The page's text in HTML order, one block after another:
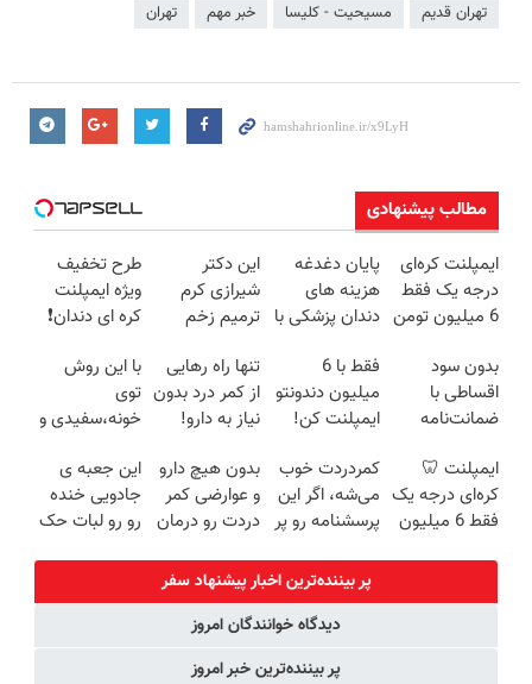
تهران قدیم مسیحیت - کلیسا خبر مهم تهران
مطالب پیشنهادی
ایمپلنت کره‌ای
درجه یک فقط
6 میلیون تومن
پایان دغدغه
هزینه های
دندان پزشکی با
کننده خانگی
این دکتر
شیرازی کرم
ترمیم زخم
ساخت!!!
طرح تخفیف
ویژه ایمپلنت
کره ای دندان❗
بدون سود
اقساطی با
ضمانت‌نامه
ایمپلنت کن✅
فقط با 6
میلیون دندونتو
ایمپلنت کن!
تنها راه رهایی
از کمر درد بدون
نیاز به دارو!
با این روش
توی
خونه،سفیدی و
برگردون
(40%off)
ایمپلنت 🦷
کره‌ای درجه یک
فقط 6 میلیون
کمردردت خوب
می‌شه، اگر این
پرسشنامه رو پر
بدون هیچ دارو
و عوارضی کمر
دردت رو درمان
(پرسش‌نامه)
این جعبه ی
جادویی خنده
رو رو لبات حک
پر بیننده‌ترین اخبار پیشنهاد سفر
دیدگاه خوانندگان امروز
پر بیننده‌ترین خبر امروز